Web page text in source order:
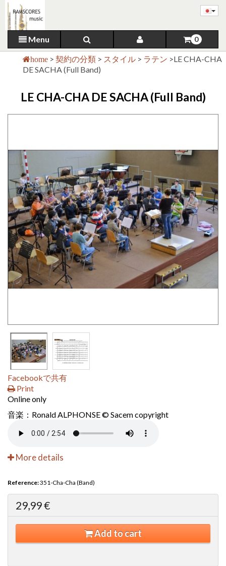
Menu 0
home > 契約の分類 > スタイル > ラテン >LE CHA-CHA
DE SACHA (Full Band)
LE CHA-CHA DE SACHA (Full Band)
Facebookで共有
Print
Online only
音楽：Ronald ALPHONSE © Sacem copyright
More details
Reference:351-Cha-Cha (Band)
29,99 €
Add to cart